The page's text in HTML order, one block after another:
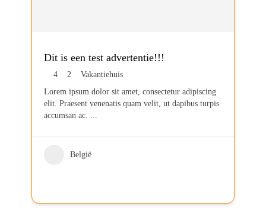
Dit is een test advertentie!!!
4 2
Vakantiehuis
Lorem ipsum dolor sit amet, consectetur adipiscing
elit. Praesent venenatis quam velit, ut dapibus turpis
accumsan ac. ...
België